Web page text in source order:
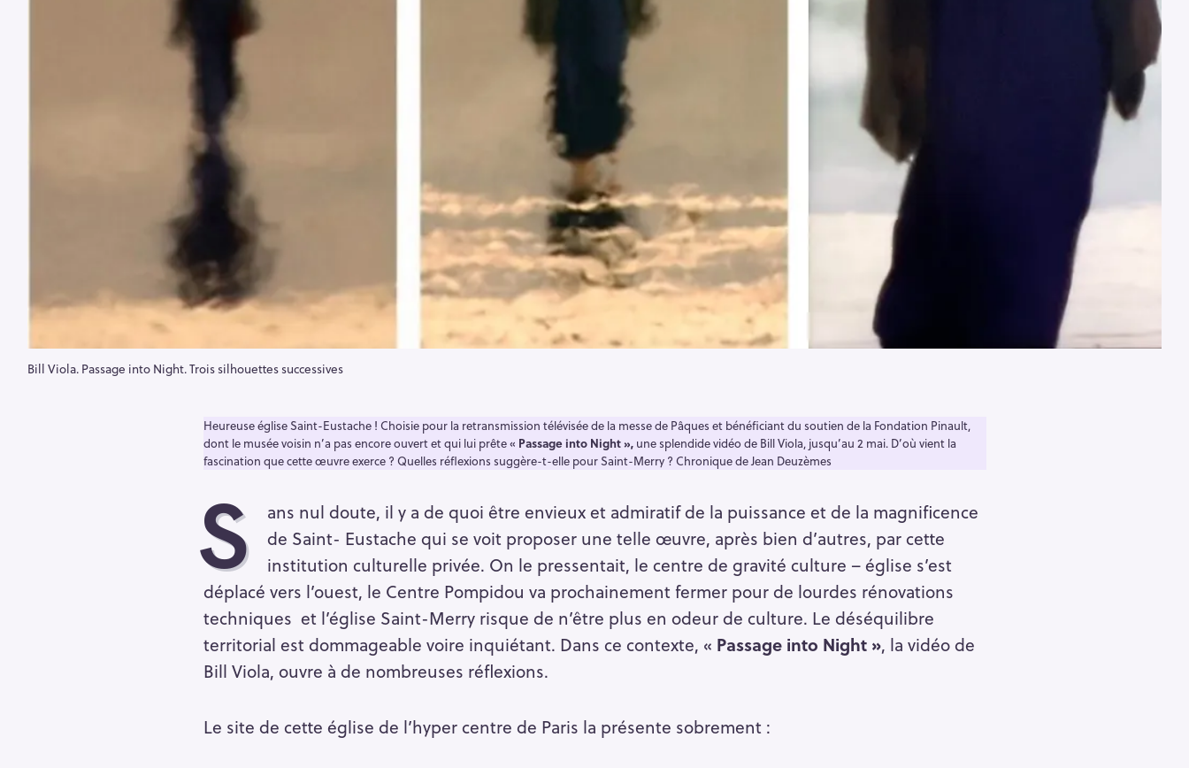
Bill Viola. Passage into Night. Trois silhouettes successives
Heureuse église Saint-Eustache ! Choisie pour la retransmission télévisée de la messe de Pâques et bénéficiant du soutien de la Fondation Pinault,
dont le musée voisin n’a pas encore ouvert et qui lui prête « Passage into Night »,une splendide vidéo de Bill Viola, jusqu’au 2 mai. D’où vient la
fascination que cette œuvre exerce ? Quelles réflexions suggère-t-elle pour Saint-Merry ? Chronique de Jean Deuzèmes
S
ans nul doute, il y a de quoi être envieux et admiratif de la puissance et de la magnificence
de Saint- Eustache qui se voit proposer une telle œuvre, après bien d’autres, par cette
institution culturelle privée. On le pressentait, le centre de gravité culture – église s’est
déplacé vers l’ouest, le Centre Pompidou va prochainement fermer pour de lourdes rénovations
techniques et l’église Saint-Merry risque de n’être plus en odeur de culture. Le déséquilibre
territorial est dommageable voire inquiétant. Dans ce contexte, « Passage into Night », la vidéo de
Bill Viola, ouvre à de nombreuses réflexions.
Le site de cette église de l’hyper centre de Paris la présente sobrement :